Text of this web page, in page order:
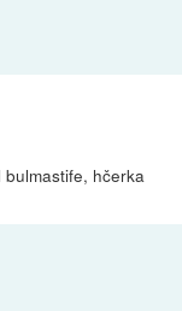
hčerka